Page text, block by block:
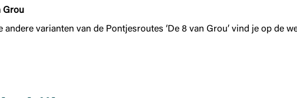
Grou
andere varianten van de Pontjesroutes ‘De 8 van Grou’ vind je op de